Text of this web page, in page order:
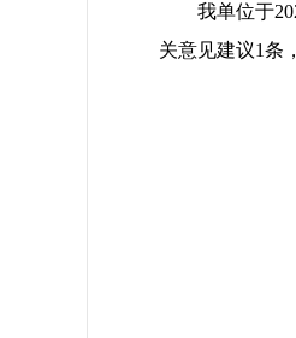
我单位于
关意见建议1条